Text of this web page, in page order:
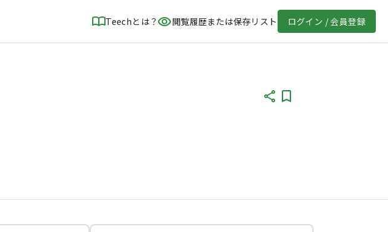
Teechとは？ 閲覧履歴または保存リスト ログイン / 会員登録